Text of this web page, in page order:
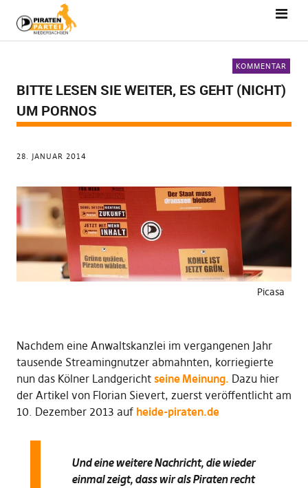
KOMMENTAR
BITTE LESEN SIE WEITER, ES GEHT (NICHT)
UM PORNOS
28. JANUAR 2014
Picasa
Nachdem eine Anwaltskanzlei im vergangenen Jahr
tausende Streamingnutzer abmahnten, korriegierte
nun das Kölner Landgericht seine Meinung. Dazu hier
der Artikel von Florian Sievert, zuerst veröffentlicht am
10. Dezember 2013 auf heide-piraten.de
Und eine weitere Nachricht, die wieder
einmal zeigt, dass wir als Piraten recht